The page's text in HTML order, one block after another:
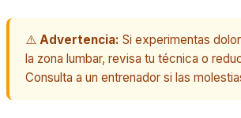
⚠️ Advertencia: Si experimentas
la zona lumbar, revisa tu técnica o
Consulta a un entrenador si las